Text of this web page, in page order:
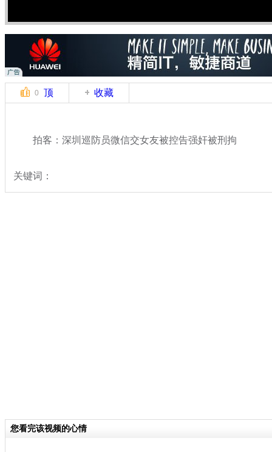
0 顶 收藏
拍客：深圳巡防员微信交女友被控告强奸被刑拘
关键词：
您看完该视频的心情